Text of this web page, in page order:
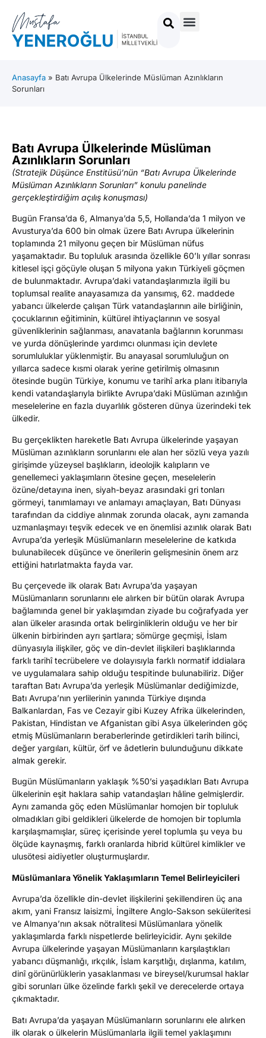
Anasayfa » Batı Avrupa Ülkelerinde Müslüman Azınlıkların
Sorunları
Batı Avrupa Ülkelerinde Müslüman
Azınlıkların Sorunları
(Stratejik Düşünce Enstitüsü’nün “Batı Avrupa Ülkelerinde
Müslüman Azınlıkların Sorunları” konulu panelinde
gerçekleştirdiğim açılış konuşması)
Bugün Fransa’da 6, Almanya’da 5,5, Hollanda’da 1 milyon ve
Avusturya’da 600 bin olmak üzere Batı Avrupa ülkelerinin
toplamında 21 milyonu geçen bir Müslüman nüfus
yaşamaktadır. Bu topluluk arasında özellikle 60’lı yıllar sonrası
kitlesel işçi göçüyle oluşan 5 milyona yakın Türkiyeli göçmen
de bulunmaktadır. Avrupa’daki vatandaşlarımızla ilgili bu
toplumsal realite anayasamıza da yansımış, 62. maddede
yabancı ülkelerde çalışan Türk vatandaşlarının aile birliğinin,
çocuklarının eğitiminin, kültürel ihtiyaçlarının ve sosyal
güvenliklerinin sağlanması, anavatanla bağlarının korunması
ve yurda dönüşlerinde yardımcı olunması için devlete
sorumluluklar yüklenmiştir. Bu anayasal sorumluluğun on
yıllarca sadece kısmi olarak yerine getirilmiş olmasının
ötesinde bugün Türkiye, konumu ve tarihî arka planı itibarıyla
kendi vatandaşlarıyla birlikte Avrupa’daki Müslüman azınlığın
meselelerine en fazla duyarlılık gösteren dünya üzerindeki tek
ülkedir.
Bu gerçeklikten hareketle Batı Avrupa ülkelerinde yaşayan
Müslüman azınlıkların sorunlarını ele alan her sözlü veya yazılı
girişimde yüzeysel başlıkların, ideolojik kalıpların ve
genellemeci yaklaşımların ötesine geçen, meselelerin
özüne/detayına inen, siyah-beyaz arasındaki gri tonları
görmeyi, tanımlamayı ve anlamayı amaçlayan, Batı Dünyası
tarafından da ciddiye alınmak zorunda olacak, aynı zamanda
uzmanlaşmayı teşvik edecek ve en önemlisi azınlık olarak Batı
Avrupa’da yerleşik Müslümanların meselelerine de katkıda
bulunabilecek düşünce ve önerilerin gelişmesinin önem arz
ettiğini hatırlatmakta fayda var.
Bu çerçevede ilk olarak Batı Avrupa’da yaşayan
Müslümanların sorunlarını ele alırken bir bütün olarak Avrupa
bağlamında genel bir yaklaşımdan ziyade bu coğrafyada yer
alan ülkeler arasında ortak belirginliklerin olduğu ve her bir
ülkenin birbirinden ayrı şartlara; sömürge geçmişi, İslam
dünyasıyla ilişkiler, göç ve din-devlet ilişkileri başlıklarında
farklı tarihî tecrübelere ve dolayısıyla farklı normatif iddialara
ve uygulamalara sahip olduğu tespitinde bulunabiliriz. Diğer
taraftan Batı Avrupa’da yerleşik Müslümanlar dediğimizde,
Batı Avrupa’nın yerlilerinin yanında Türkiye dışında
Balkanlardan, Fas ve Cezayir gibi Kuzey Afrika ülkelerinden,
Pakistan, Hindistan ve Afganistan gibi Asya ülkelerinden göç
etmiş Müslümanların beraberlerinde getirdikleri tarih bilinci,
değer yargıları, kültür, örf ve âdetlerin bulunduğunu dikkate
almak gerekir.
Bugün Müslümanların yaklaşık %50’si yaşadıkları Batı Avrupa
ülkelerinin eşit haklara sahip vatandaşları hâline gelmişlerdir.
Aynı zamanda göç eden Müslümanlar homojen bir topluluk
olmadıkları gibi geldikleri ülkelerde de homojen bir toplumla
karşılaşmamışlar, süreç içerisinde yerel toplumla şu veya bu
ölçüde kaynaşmış, farklı oranlarda hibrid kültürel kimlikler ve
ulusötesi aidiyetler oluşturmuşlardır.
Müslümanlara Yönelik Yaklaşımların Temel Belirleyicileri
Avrupa’da özellikle din-devlet ilişkilerini şekillendiren üç ana
akım, yani Fransız laisizmi, İngiltere Anglo-Sakson seküleritesi
ve Almanya’nın aksak nötralitesi Müslümanlara yönelik
yaklaşımlarda farklı nispetlerde belirleyicidir. Aynı şekilde
Avrupa ülkelerinde yaşayan Müslümanların karşılaştıkları
yabancı düşmanlığı, ırkçılık, İslam karşıtlığı, dışlanma, katılım,
dinî görünürlüklerin yasaklanması ve bireysel/kurumsal haklar
gibi sorunları ülke özelinde farklı şekil ve derecelerde ortaya
çıkmaktadır.
Batı Avrupa’da yaşayan Müslümanların sorunlarını ele alırken
ilk olarak o ülkelerin Müslümanlarla ilgili temel yaklaşımını